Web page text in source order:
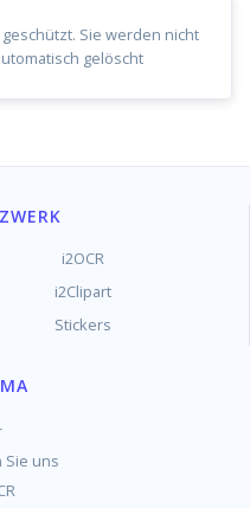
Sie werden nicht
gelöscht
i2OCR
i2Clipart
Stickers
Sie uns